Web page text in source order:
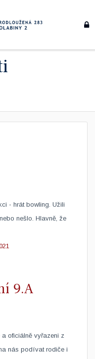
- hrát bowling. Užili
nešlo. Hlavně, že
9.A
a oficiálně vyřazeni z
nás podívat rodiče i